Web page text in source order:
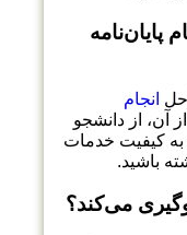
پایان‌نامه
انجام
آن، از دانشجو
کیفیت خدمات
باشید.
می‌کند؟